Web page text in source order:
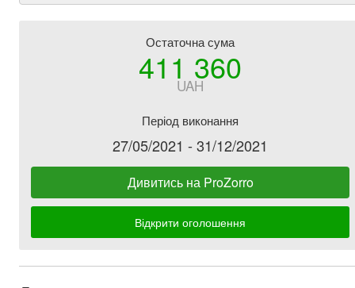
Остаточна сума
411 360
UAH
Період виконання
27/05/2021 - 31/12/2021
Дивитись на ProZorro
Відкрити оголошення